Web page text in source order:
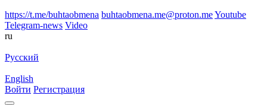
https://t.me/buhtaobmena buhtaobmena.me@proton.meYoutube
Telegram-news Video
ru
Русский
English
Войти Регистрация